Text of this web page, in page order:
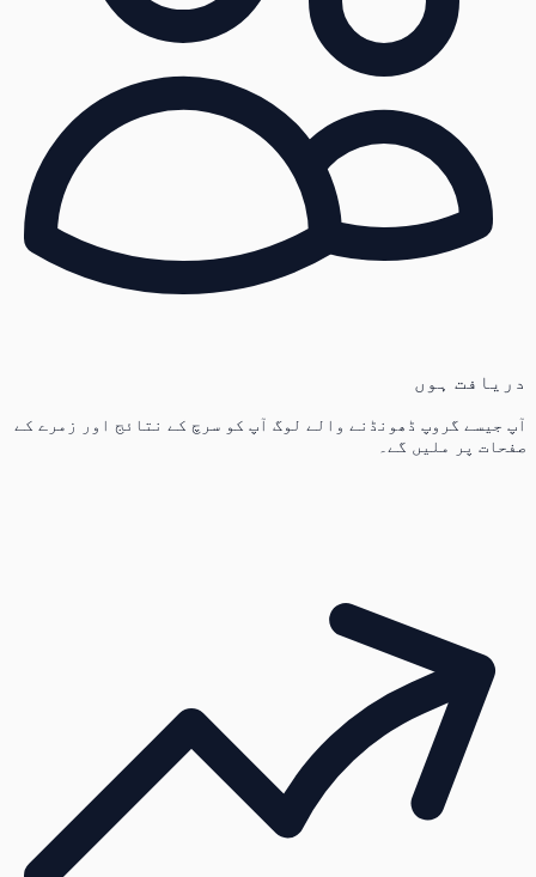
دریافت ہوں
آپ جیسے گروپ ڈھونڈنے والے لوگ آپ کو سرچ کے نتائج اور زمرے کے
صفحات پر ملیں گے۔